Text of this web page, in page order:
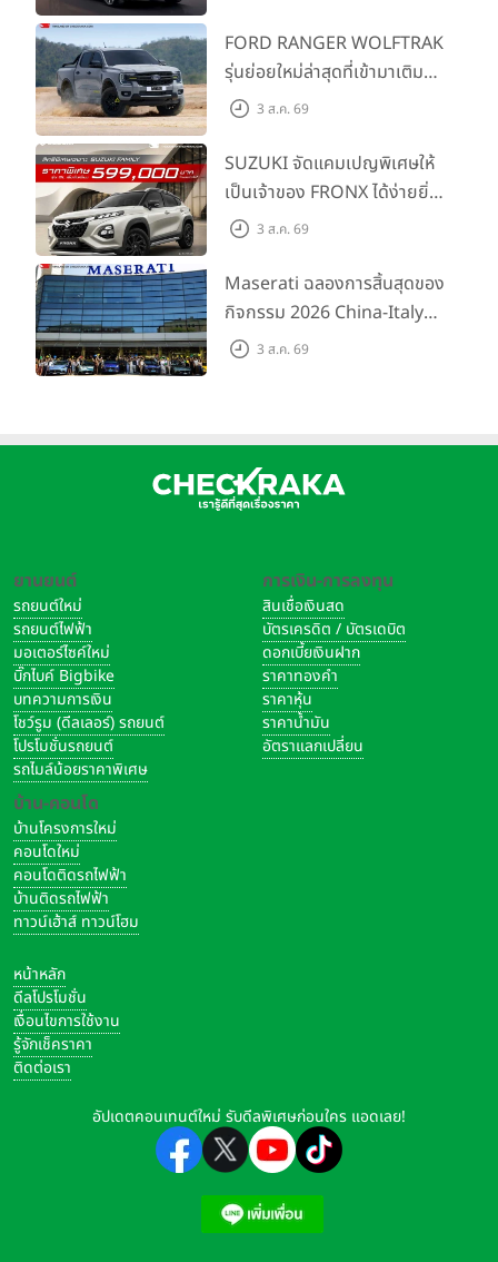
FORD RANGER WOLFTRAK
รุ่นย่อยใหม่ล่าสุดที่เข้ามาเติม
เต็มไลน์อัป พร้อมตอบโจทย์ทุก
พร้อมลุย ด้วยราคาพิเศษเริ่ม
ต้นที่ 9.49 แสนบาท
3 ส.ค. 69
SUZUKI จัดแคมเปญพิเศษให้
เป็นเจ้าของ FRONX ได้ง่ายยิ่ง
ขึ้นสำหรับรุ่น GL ราคาพิเศษ
200 คัน พร้อมข้อเสนอสุดคุ้ม
3 ส.ค. 69
Maserati ฉลองการสิ้นสุดของ
กิจกรรม 2026 China-Italy
Grand Tour ณ สำนักงาน
3 ส.ค. 69
ยานยนต์
รถยนต์ใหม่
รถยนต์ไฟฟ้า
มอเตอร์ไซค์ใหม่
บิ๊กไบค์ Bigbike
บทความการเงิน
โชว์รูม (ดีลเลอร์) รถยนต์
โปรโมชั่นรถยนต์
รถไมล์น้อยราคาพิเศษ
บ้าน-คอนโด
บ้านโครงการใหม่
คอนโดใหม่
คอนโดติดรถไฟฟ้า
บ้านติดรถไฟฟ้า
ทาวน์เฮ้าส์ ทาวน์โฮม
การเงิน-การลงทุน
สินเชื่อเงินสด
บัตรเครดิต / บัตรเดบิต
ดอกเบี้ยเงินฝาก
ราคาทองคำ
ราคาหุ้น
ราคาน้ำมัน
อัตราแลกเปลี่ยน
หน้าหลัก
ดีลโปรโมชั่น
เงื่อนไขการใช้งาน
รู้จักเช็คราคา
ติดต่อเรา
อัปเดตคอนเทนต์ใหม่ รับดีลพิเศษก่อนใคร แอดเลย!